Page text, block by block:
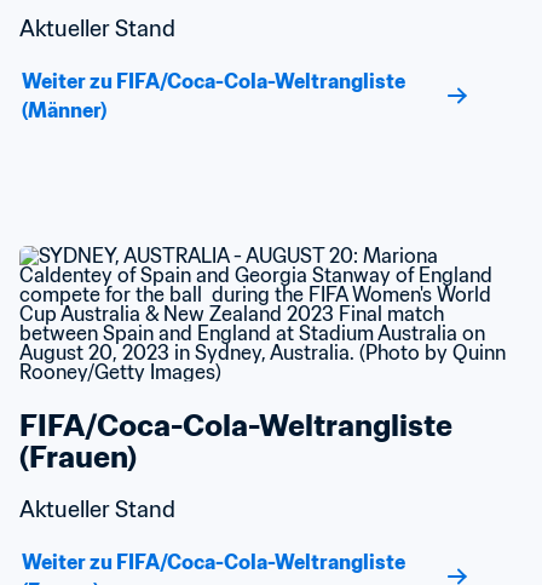
Aktueller Stand
Weiter zu FIFA/Coca-Cola-Weltrangliste
(Männer)
FIFA/Coca-Cola-Weltrangliste
(Frauen)
Aktueller Stand
Weiter zu FIFA/Coca-Cola-Weltrangliste